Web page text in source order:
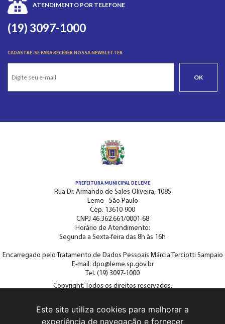
ATENDIMENTO POR TELEFONE
(19) 3097-1000
CADASTRE-SE PARA RECEBER NOSSA NEWSLETTER
OK
PREFEITURA MUNICIPAL DE LEME
Rua Dr. Armando de Sales Oliveira, 1085
Leme - São Paulo
Cep. 13610-900
CNPJ 46.362.661/0001-68
Horário de Atendimento:
Segunda a Sexta-feira das 8h às 16h
Encarregado pelo Tratamento de Dados Pessoais Márcia Terciotti Sampaio
E-mail: dpo@leme.sp.gov.br
Tel. (19) 3097-1000
Copyright. Todos os direitos reservados.
ACOMPANHE A PREFEITURA NAS REDES SOCIAIS
Este site utiliza cookies para melhorar a
experiência de navegação e fornecer